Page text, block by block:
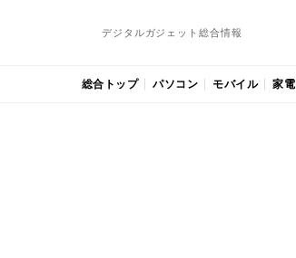
デジタルガジェット総合情報
総合トップ パソコン モバイル 家電